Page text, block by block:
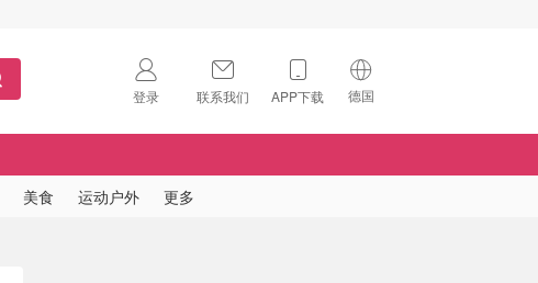
登录 联系我们 APP下载 德国
🇺🇸
美食 运动户外 更多